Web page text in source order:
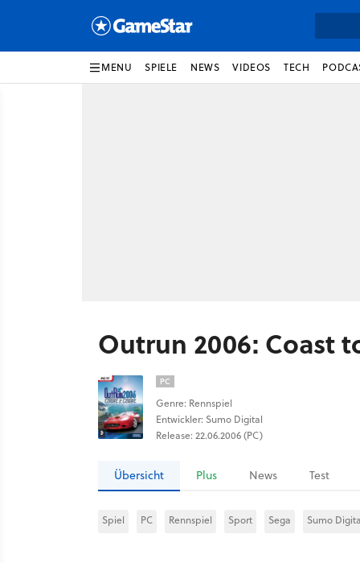
MENU SPIELE NEWS VIDEOS TECH
Outrun 2006: Coast
PC
Genre: Rennspiel
Entwickler: Sumo Digital
Release: 22.06.2006 (PC)
Übersicht Plus News Test
Spiel PC Rennspiel Sport Sega Sumo